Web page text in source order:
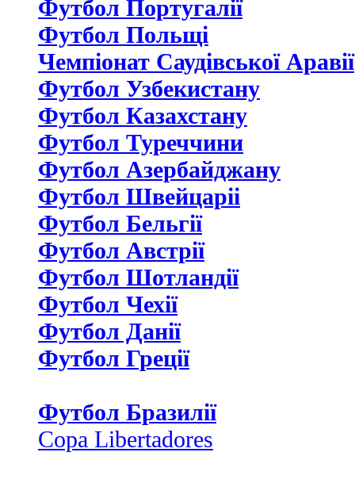
Футбол Португалії
Футбол Польщі
Чемпіонат Саудівської Аравії
Футбол Узбекистану
Футбол Казахстану
Футбол Туреччини
Футбол Азербайджану
Футбол Швейцаріі
Футбол Бельгії
Футбол Австрії
Футбол Шотландії
Футбол Чехії
Футбол Данії
Футбол Греції
Футбол Бразилії
Copa Libertadores